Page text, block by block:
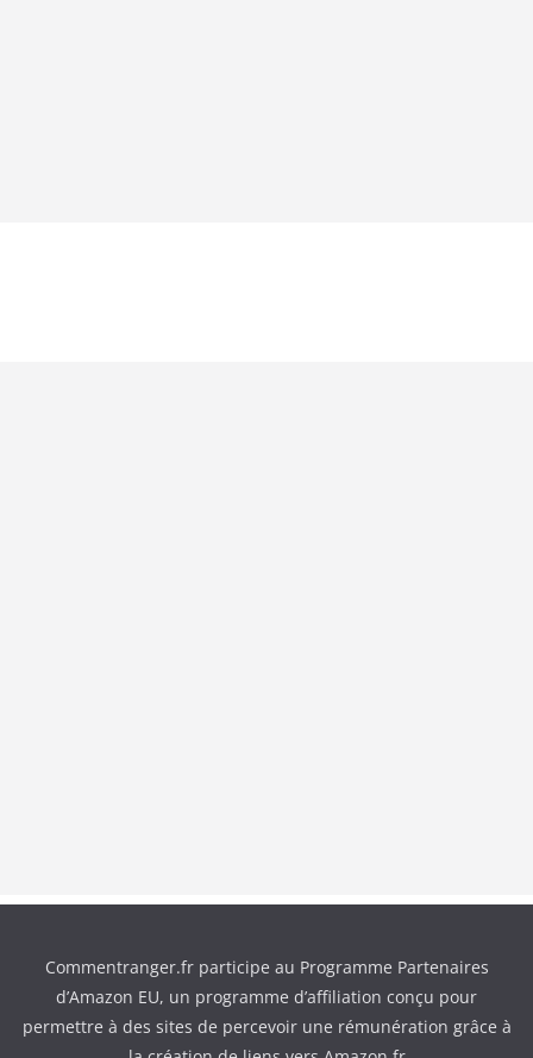
Commentranger.fr participe au Programme Partenaires
d’Amazon EU, un programme d’affiliation conçu pour
permettre à des sites de percevoir une rémunération grâce à